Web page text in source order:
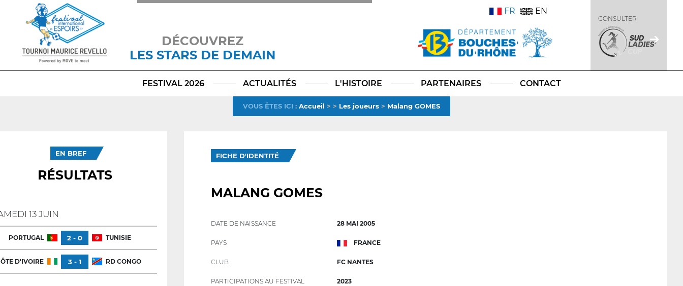
DÉCOUVREZ
LES STARS DE DEMAIN
TikTokLinkedIn
X
FR EN
CONSULTER
FESTIVAL 2026 ACTUALITÉS L'HISTOIRE PARTENAIRES CONTACT
VOUS ÊTES ICI : Accueil > > Les joueurs > Malang GOMES
EN BREF
RÉSULTATS
13 JUIN
PORTUGAL 2 - 0 TUNISIE
D'IVOIRE 3 - 1 RD CONGO
FICHE D'IDENTITÉ
MALANG GOMES
DATE DE NAISSANCE 28 MAI 2005
PAYS FRANCE
CLUB FC NANTES
PARTICIPATIONS AU FESTIVAL 2023